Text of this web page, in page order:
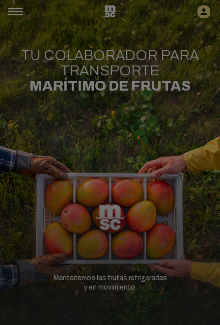
TU COLABORADOR PARA
TRANSPORTE
MARÍTIMO DE FRUTAS
Mantenemos las frutas refrigeradas
y en movimiento.